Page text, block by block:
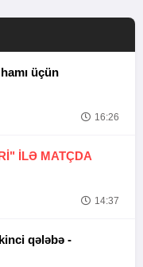
üçün
16:26
İLƏ MATÇDA
14:37
Tofiq Musayevdən UFC-də ikinci qələbə -